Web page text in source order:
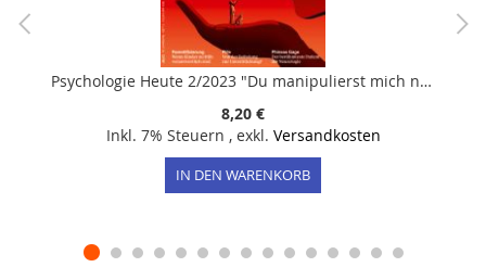
Psychologie Heute 2/2023 "Du manipulierst mich nicht"
8,20 €
Inkl. 7% Steuern , exkl. Versandkosten
IN DEN WARENKORB